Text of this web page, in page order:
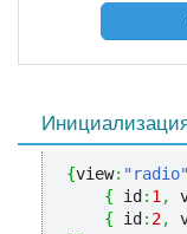
{view: "radio"
{ id : 1 ,
{ id : 2,